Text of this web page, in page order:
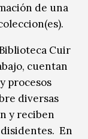
de una
Cuir
cuentan
procesos
diversas
y reciben
En